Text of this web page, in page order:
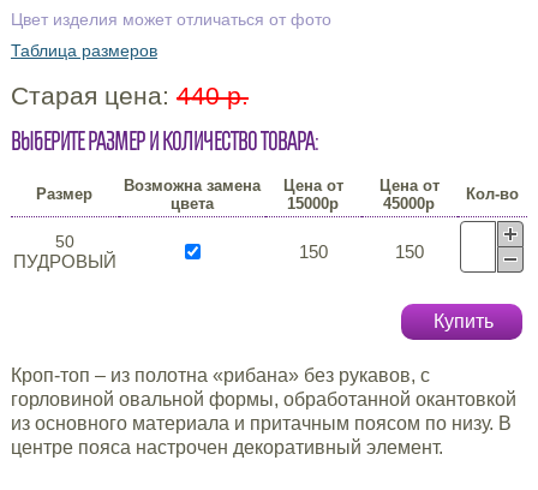
Цвет изделия может отличаться от фото
Таблица размеров
Старая цена: 440 р.
Выберите размер и количество товара:
Размер
Возможна замена
цвета
Цена от
15000р
Цена от
45000р
Кол-во
50
ПУДРОВЫЙ 150 150
Купить
Кроп-топ – из полотна «рибана» без рукавов, с
горловиной овальной формы, обработанной окантовкой
из основного материала и притачным поясом по низу. В
центре пояса настрочен декоративный элемент.